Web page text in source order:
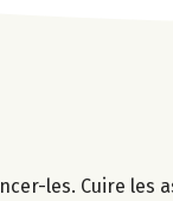
les. Cuire les